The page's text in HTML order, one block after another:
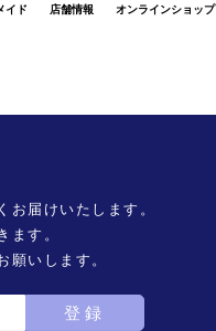
イド 店舗情報 オンラインショップ
お届けいたします。
ます。
願いします。
登録